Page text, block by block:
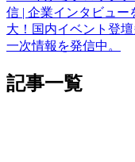
信 | 企業インタビュ
大！国内イベント登
一次情報を発信中。
記事一覧